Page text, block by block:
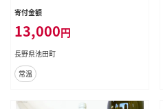
長野県 池田町 48110668] 白ワイン
用 お酒 酒 アルコール
寄付金額
13,000円
長野県池田町
常温